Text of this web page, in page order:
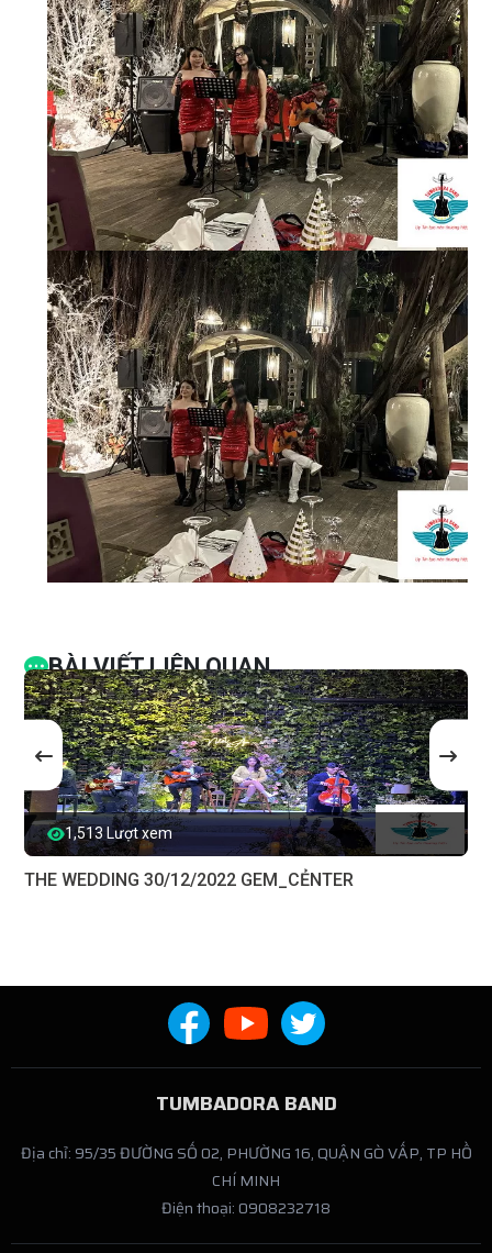
BÀI VIẾT LIÊN QUAN
1,513 Lượt xem
THE WEDDING 30/12/2022 GEM_CẺNTER
TUMBADORA BAND
Địa chỉ: 95/35 ĐƯỜNG SỐ 02, PHƯỜNG 16, QUẬN GÒ VẤP, TP HỒ
CHÍ MINH
Điện thoại: 0908232718